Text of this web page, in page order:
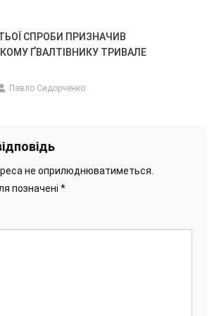
СПРОБИ ПРИЗНАЧИВ
ҐВАЛТІВНИКУ ТРИВАЛЕ
Павло Сидорченко
не оприлюднюватиметься.
позначені *